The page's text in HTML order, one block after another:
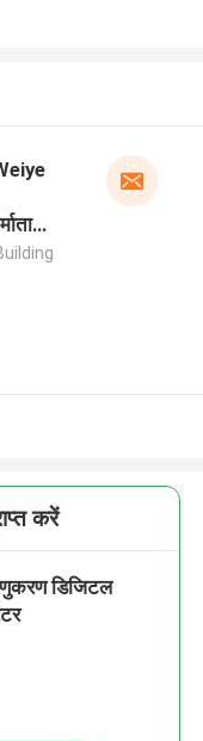
करें
डिजिटल